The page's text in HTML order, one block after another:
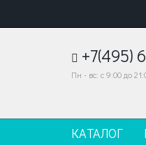
+7(495)
Пн - вс: с 9:00 до
КАТАЛОГ